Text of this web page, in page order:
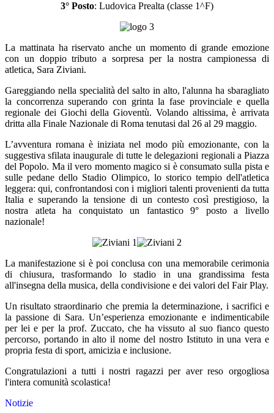
3° Posto: Ludovica Prealta (classe 1^F)
La mattinata ha riservato anche un momento di grande emozione
con un doppio tributo a sorpresa per la nostra campionessa di
atletica, Sara Ziviani.
Gareggiando nella specialità del salto in alto, l'alunna ha sbaragliato
la concorrenza superando con grinta la fase provinciale e quella
regionale dei Giochi della Gioventù. Volando altissima, è arrivata
dritta alla Finale Nazionale di Roma tenutasi dal 26 al 29 maggio.
L’avventura romana è iniziata nel modo più emozionante, con la
suggestiva sfilata inaugurale di tutte le delegazioni regionali a Piazza
del Popolo. Ma il vero momento magico si è consumato sulla pista e
sulle pedane dello Stadio Olimpico, lo storico tempio dell'atletica
leggera: qui, confrontandosi con i migliori talenti provenienti da tutta
Italia e superando la tensione di un contesto così prestigioso, la
nostra atleta ha conquistato un fantastico 9° posto a livello
nazionale!
La manifestazione si è poi conclusa con una memorabile cerimonia
di chiusura, trasformando lo stadio in una grandissima festa
all'insegna della musica, della condivisione e dei valori del Fair Play.
Un risultato straordinario che premia la determinazione, i sacrifici e
la passione di Sara. Un’esperienza emozionante e indimenticabile
per lei e per la prof. Zuccato, che ha vissuto al suo fianco questo
percorso, portando in alto il nome del nostro Istituto in una vera e
propria festa di sport, amicizia e inclusione.
Congratulazioni a tutti i nostri ragazzi per aver reso orgogliosa
l'intera comunità scolastica!
Notizie